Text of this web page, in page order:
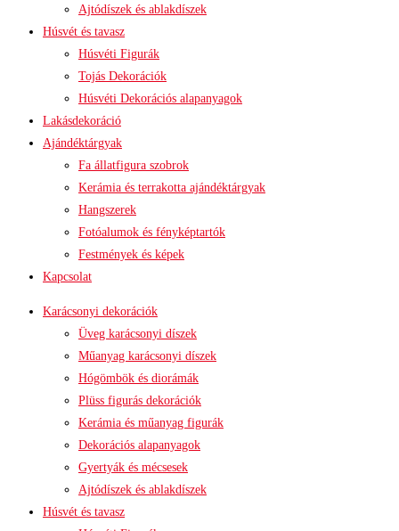
Ajtódíszek és ablakdíszek
Húsvét és tavasz
Húsvéti Figurák
Tojás Dekorációk
Húsvéti Dekorációs alapanyagok
Lakásdekoráció
Ajándéktárgyak
Fa állatfigura szobrok
Kerámia és terrakotta ajándéktárgyak
Hangszerek
Fotóalumok és fényképtartók
Festmények és képek
Kapcsolat
Karácsonyi dekorációk
Üveg karácsonyi díszek
Műanyag karácsonyi díszek
Hógömbök és diorámák
Plüss figurás dekorációk
Kerámia és műanyag figurák
Dekorációs alapanyagok
Gyertyák és mécsesek
Ajtódíszek és ablakdíszek
Húsvét és tavasz